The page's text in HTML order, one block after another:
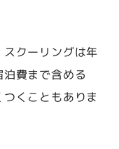
クーリングは年
費まで含める
くこともありま